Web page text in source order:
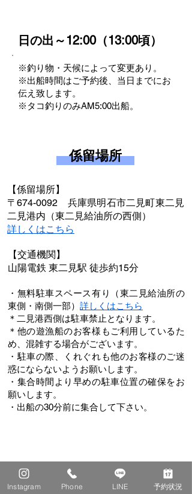
日の出～12:00（13:00頃）
※釣り物・天候によって変更あり。
※出船時間はご予約後、当日までにお
伝え致します。
※タコ釣りのみAM5:00出船。
係留場所
【係留場所】
〒674-0092 兵庫県明石市二見町東二見
二見港内（東二見給油所の西側）
​詳しくはこちら
【交通機関】
山陽電鉄 東二見駅 徒歩約15分
・無料駐車スペース有り（東二見給油所の
東側・南側一部） ​詳しくはこちら
​＊二見港西側は駐車禁止となります。
＊他の遊漁船のお客様もご利用しているた
め、混雑する場合がございます。
・駐車の際、くれぐれも他のお客様のご迷
惑にならないようお願いします。
・集合時間より早めの駐車位置の確保をお
願いします。​
・出船の30分前に集合して下さい。
Instagram Phone LINE 予約状況